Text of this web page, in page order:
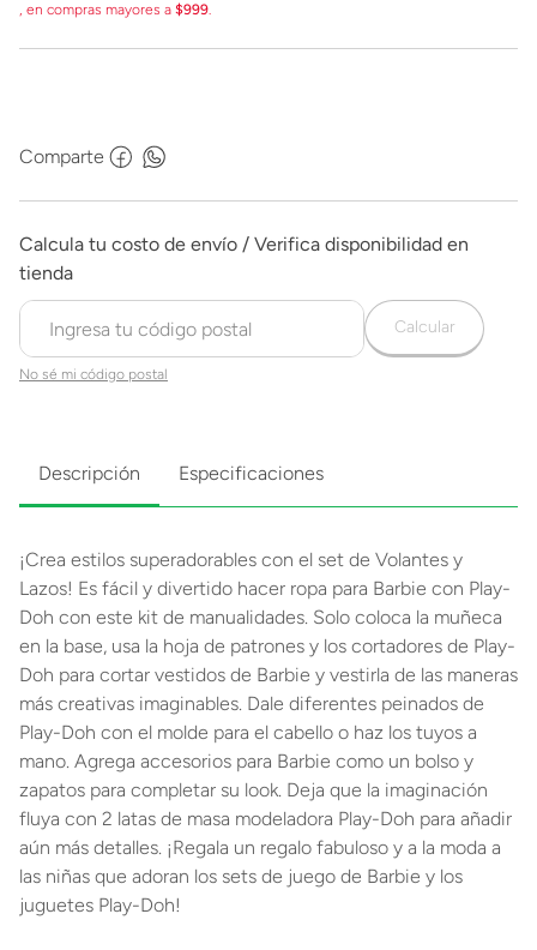
, en compras mayores a $999.
Comparte
No sé mi código postal
Calcular
Descripción Especificaciones
¡Crea estilos superadorables con el set de Volantes y
Lazos! Es fácil y divertido hacer ropa para Barbie con Play-
Doh con este kit de manualidades. Solo coloca la muñeca
en la base, usa la hoja de patrones y los cortadores de Play-
Doh para cortar vestidos de Barbie y vestirla de las maneras
más creativas imaginables. Dale diferentes peinados de
Play-Doh con el molde para el cabello o haz los tuyos a
mano. Agrega accesorios para Barbie como un bolso y
zapatos para completar su look. Deja que la imaginación
fluya con 2 latas de masa modeladora Play-Doh para añadir
aún más detalles. ¡Regala un regalo fabuloso y a la moda a
las niñas que adoran los sets de juego de Barbie y los
juguetes Play-Doh!